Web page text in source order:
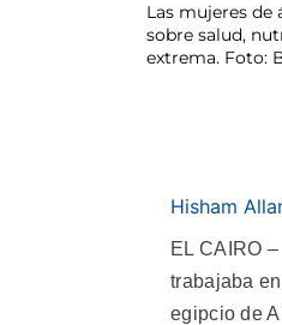
Las mujeres de
sobre salud,
extrema. Foto:
Hisham
EL CAIRO
trabajaba
egipcio de